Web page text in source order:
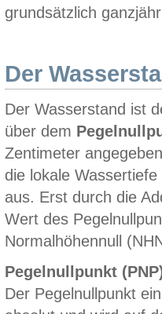
grundsätzlich
Der
Der Wasserstand ist
über dem
Zentimeter
die lokale
aus. Erst durch die
Wert des
Normalhöhennull
Pegelnullpunkt
Der Pegelnullpunkt